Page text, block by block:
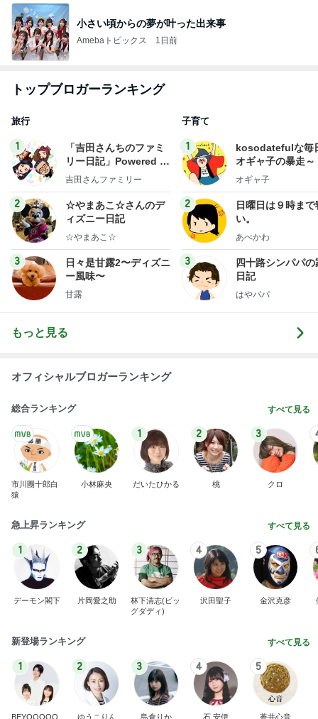
小さい頃からの夢が叶った出来事
Amebaトピックス 1日前
トップブロガーランキング
旅行
1
「吉田さんちのファミ
リー日記」Powered b
y Ameba 吉田さんファ
ログ
吉田さんファミリー
2
☆やまあこ☆さんのデ
ィズニー日記
☆やまあこ☆
3
日々是甘露2〜ディズニ
ー風味〜
甘露
子育て
1
kosodatefulな毎
オギャ子の暴走～
オギャ子
2
日曜日は９時まで
い。
あべかわ
3
四十路シンパパの
日記
はやパパ
もっと見る
オフィシャルブロガーランキング
総合ランキング すべて見る
市川團十郎白
猿
小林麻央
1
だいたひかる
2
桃
3
クロ
急上昇ランキング すべて見る
1
デーモン閣下
2
片岡愛之助
3
林下清志(ビッ
グダディ)
4
沢田聖子
5
金沢克彦
新登場ランキング すべて見る
1
BEYOOOOO
2
ゆうこりん
3
島倉りか
4
石 安伊
5
蒼井心音